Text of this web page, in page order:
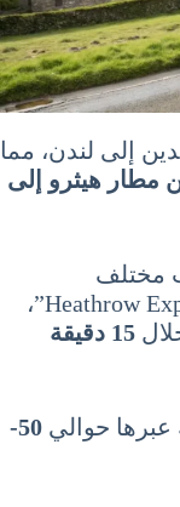
إلى لندن، مما
مطار هيثرو إلى
مختلف
الميزانيات، مثل القطار السريع “Heathrow Express”،
15 دقيقة
عبرها حوالي
50-